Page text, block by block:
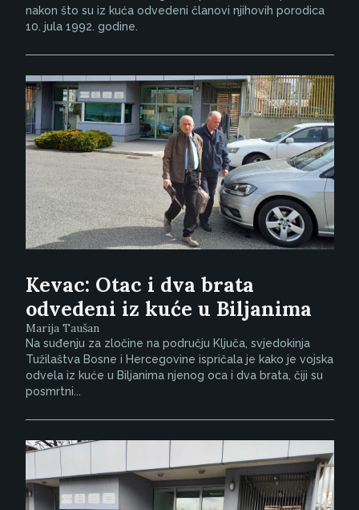
nakon što su iz kuća odvedeni članovi njihovih porodica
10. jula 1992. godine.
Kevac: Otac i dva brata
odvedeni iz kuće u Biljanima
Marija Taušan
Na suđenju za zločine na području Ključa, svjedokinja
Tužilaštva Bosne i Hercegovine ispričala je kako je vojska
odvela iz kuće u Biljanima njenog oca i dva brata, čiji su
posmrtni...